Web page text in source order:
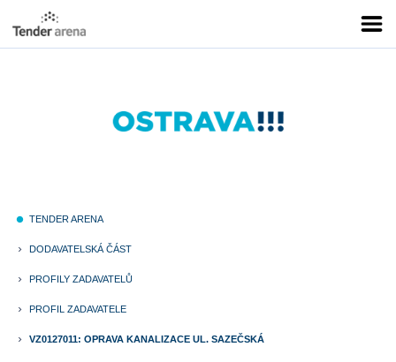
fiber_manual_record TENDER ARENA
keyboard_arrow_right DODAVATELSKÁ ČÁST
keyboard_arrow_right PROFILY ZADAVATELŮ
keyboard_arrow_right PROFIL ZADAVATELE
keyboard_arrow_right VZ0127011: OPRAVA KANALIZACE UL. SAZEČSKÁ